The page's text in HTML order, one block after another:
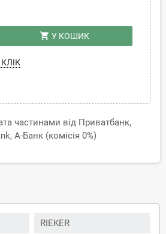
shopping_cart У КОШИК
частинами від Приватбанк,
А-Банк (комісія 0%)
RIEKER